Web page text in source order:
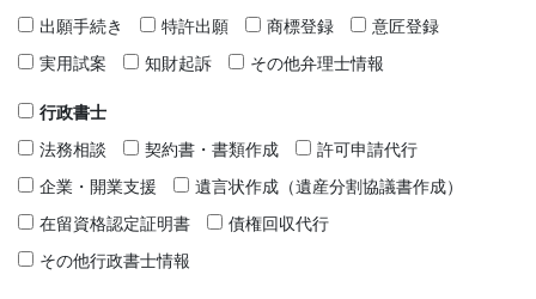
出願手続き
特許出願 商標登録
意匠登録
実用試案
知財起訴 その他弁理士情報
行政書士
法務相談
契約書・書類作成
許可申請代行
企業・開業支援
遺言状作成（遺産分割協議書作成）
在留資格認定証明書
債権回収代行
その他行政書士情報